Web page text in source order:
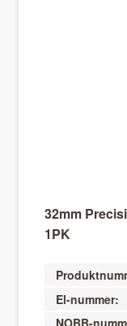
32mm
1PK
El-nummer: